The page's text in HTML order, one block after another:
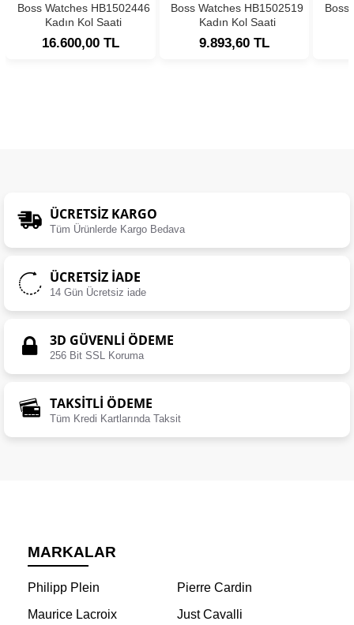
Boss Watches HB1502446
Kadın Kol Saati
16.600,00 TL
Boss Watches HB1502519
Kadın Kol Saati
9.893,60 TL
Boss
ÜCRETSIZ KARGO
Tüm Ürünlerde Kargo Bedava
ÜCRETSIZ İADE
14 Gün Ücretsiz iade
3D GÜVENLİ ÖDEME
256 Bit SSL Koruma
TAKSİTLİ ÖDEME
Tüm Kredi Kartlarında Taksit
MARKALAR
Philipp Plein
Pierre Cardin
Maurice Lacroix
Just Cavalli